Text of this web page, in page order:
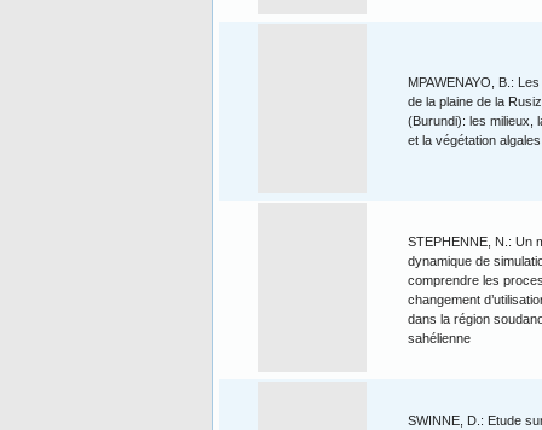
MPAWENAYO, B.:
de la plaine de la
(Burundi): les milieux,
et la végétation algales
STEPHENNE, N.: Un
dynamique de
comprendre les
changement
dans la région
sahélienne
SWINNE, D.: Etude